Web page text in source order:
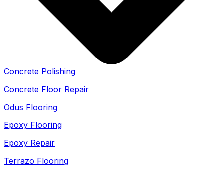
Concrete Polishing
Concrete Floor Repair
Odus Flooring
Epoxy Flooring
Epoxy Repair
Terrazo Flooring